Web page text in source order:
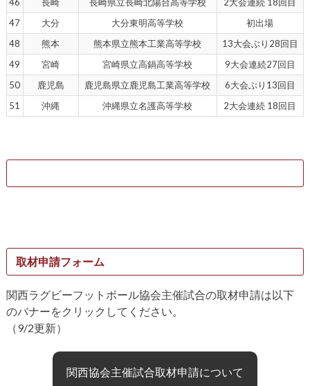
47
大分 大分東明高等学校
初出場
48
熊本 熊本県立熊本工業高等学校
13大会ぶり28回目
49
宮崎 宮崎県立高鍋高等学校
9大会連続27回目
50
鹿児島 鹿児島県立鹿児島工業高等学校
6大会ぶり13回目
51
沖縄 沖縄県立名護高等学校 2大会連続 18回目
取材申請フォーム
関西ラグビーフットボール協会主催試合の取材申請は以下
のバナーをクリックしてください。
（9/2更新）
関西協会主催試合取材申請について